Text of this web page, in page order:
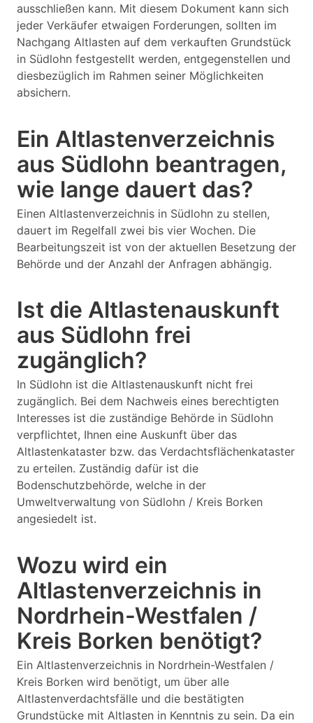
ausschließen kann. Mit diesem Dokument kann sich
jeder Verkäufer etwaigen Forderungen, sollten im
Nachgang Altlasten auf dem verkauften Grundstück
in Südlohn festgestellt werden, entgegenstellen und
diesbezüglich im Rahmen seiner Möglichkeiten
absichern.
Ein Altlastenverzeichnis
aus Südlohn beantragen,
wie lange dauert das?
Einen Altlastenverzeichnis in Südlohn zu stellen,
dauert im Regelfall zwei bis vier Wochen. Die
Bearbeitungszeit ist von der aktuellen Besetzung der
Behörde und der Anzahl der Anfragen abhängig.
Ist die Altlastenauskunft
aus Südlohn frei
zugänglich?
In Südlohn ist die Altlastenauskunft nicht frei
zugänglich. Bei dem Nachweis eines berechtigten
Interesses ist die zuständige Behörde in Südlohn
verpflichtet, Ihnen eine Auskunft über das
Altlastenkataster bzw. das Verdachtsflächenkataster
zu erteilen. Zuständig dafür ist die
Bodenschutzbehörde, welche in der
Umweltverwaltung von Südlohn / Kreis Borken
angesiedelt ist.
Wozu wird ein
Altlastenverzeichnis in
Nordrhein-Westfalen /
Kreis Borken benötigt?
Ein Altlastenverzeichnis in Nordrhein-Westfalen /
Kreis Borken wird benötigt, um über alle
Altlastenverdachtsfälle und die bestätigten
Grundstücke mit Altlasten in Kenntnis zu sein. Da ein